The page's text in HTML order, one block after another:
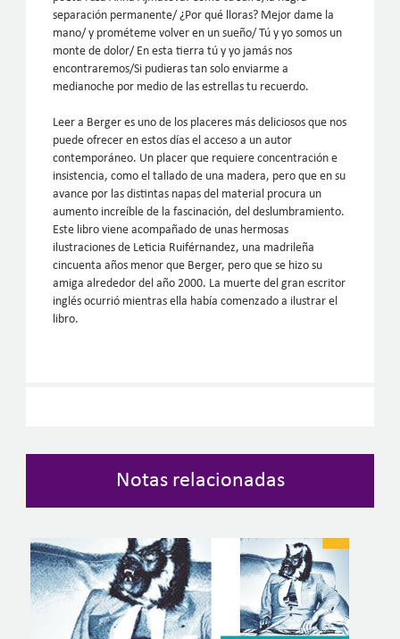
separación permanente/ ¿Por qué lloras? Mejor dame la
mano/ y prométeme volver en un sueño/ Tú y yo somos un
monte de dolor/ En esta tierra tú y yo jamás nos
encontraremos/Si pudieras tan solo enviarme a
medianoche por medio de las estrellas tu recuerdo.
Leer a Berger es uno de los placeres más deliciosos que nos
puede ofrecer en estos días el acceso a un autor
contemporáneo. Un placer que requiere concentración e
insistencia, como el tallado de una madera, pero que en su
avance por las distintas napas del material procura un
aumento increíble de la fascinación, del deslumbramiento.
Este libro viene acompañado de unas hermosas
ilustraciones de Leticia Ruiférnandez, una madrileña
cincuenta años menor que Berger, pero que se hizo su
amiga alrededor del año 2000. La muerte del gran escritor
inglés ocurrió mientras ella había comenzado a ilustrar el
libro.
Notas relacionadas